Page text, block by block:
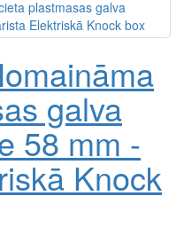
galva
58 mm -
Knock